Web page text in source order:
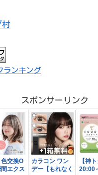
村
ランキング
スポンサーリンク